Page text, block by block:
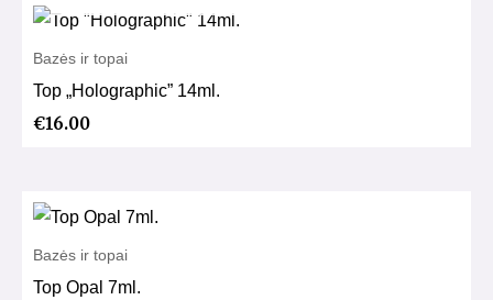
Bazės ir topai
Top „Holographic” 14ml.
€16.00
Bazės ir topai
Top Opal 7ml.